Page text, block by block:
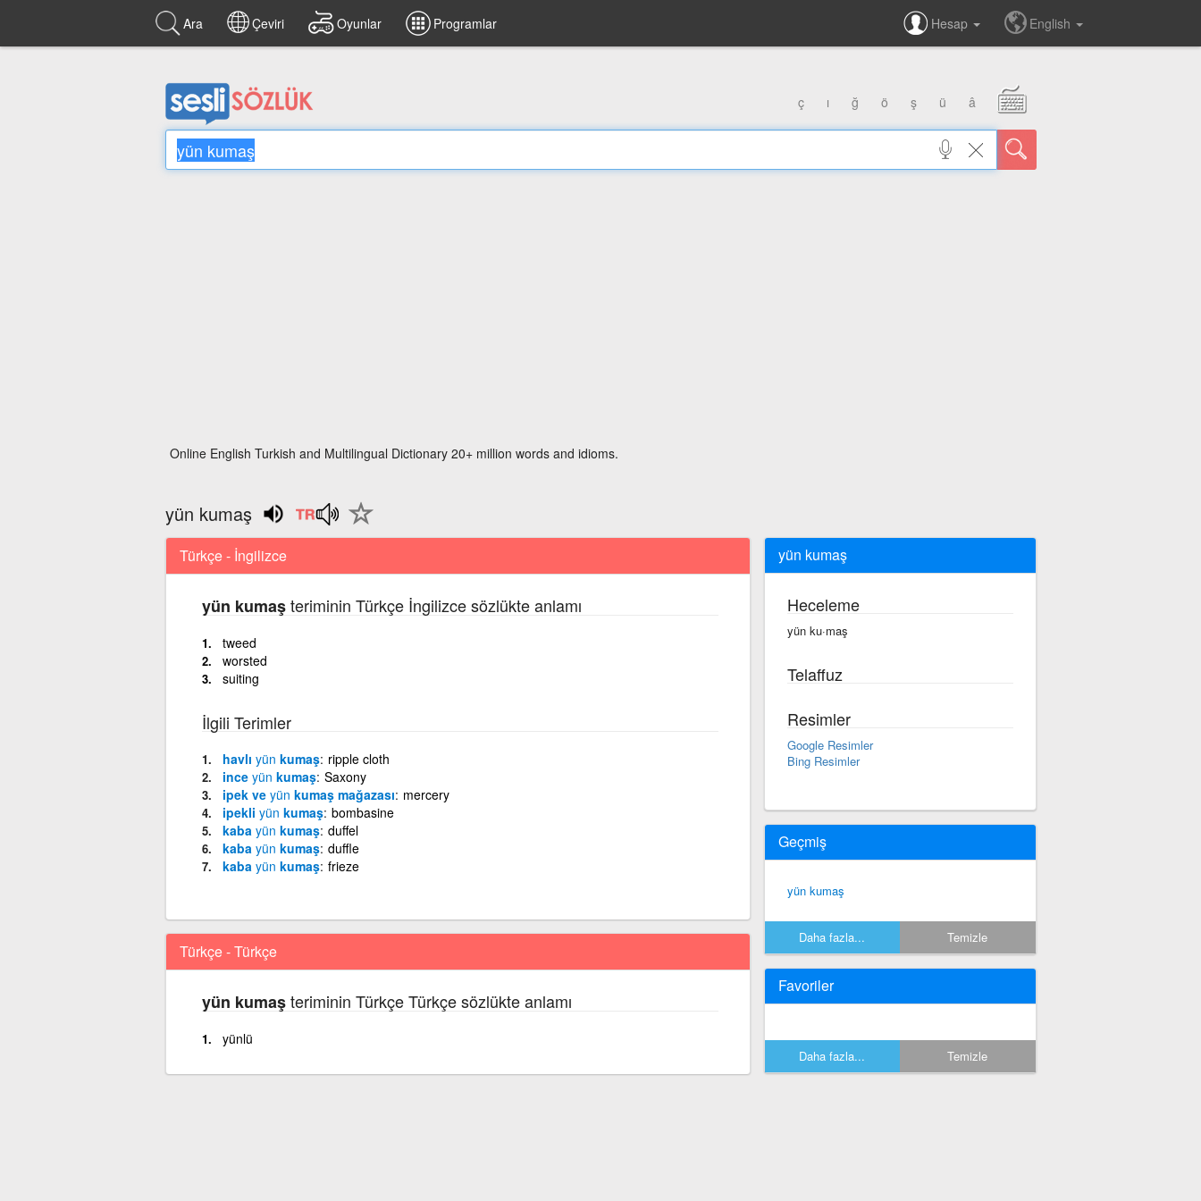
Ara Çeviri Oyunlar Programlar Hesap English
ç ı ğ ö ş ü â
Online English Turkish and Multilingual Dictionary 20+ million words and idioms.
yün kumaş
Türkçe - İngilizce
yün kumaşteriminin Türkçe İngilizce sözlükte anlamı
tweed
worsted
suiting
İlgili Terimler
havlı yün kumaş ripple cloth
ince yün kumaş Saxony
ipek ve yün kumaş mağazası mercery
ipekli yün kumaş bombasine
kaba yün kumaş duffel
kaba yün kumaş duffle
kaba yün kumaş frieze
Türkçe - Türkçe
yün kumaşteriminin Türkçe Türkçe sözlükte anlamı
yünlü
yün kumaş
Heceleme
yün ku·maş
Telaffuz
Resimler
Google Resimler
Bing Resimler
Geçmiş
yün kumaş
Daha fazla... Temizle
Favoriler
Daha fazla... Temizle